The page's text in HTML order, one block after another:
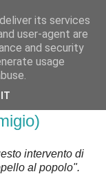
intervento di
al popolo".
its services
user-agent are
and security
usage